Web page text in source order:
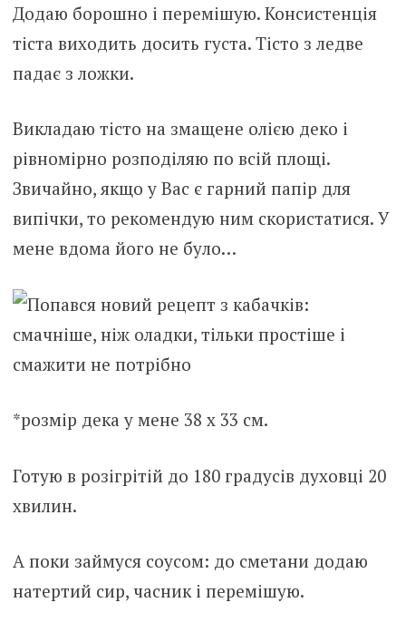
Додаю борошно і перемішую. Консистенція
тіста виходить досить густа. Тісто з ледве
падає з ложки.
Викладаю тісто на змащене олією деко і
рівномірно розподіляю по всій площі.
Звичайно, якщо у Вас є гарний папір для
випічки, то рекомендую ним скористатися. У
мене вдома його не було…
*розмір дека у мене 38 х 33 см.
Готую в розігрітій до 180 градусів духовці 20
хвилин.
А поки займуся соусом: до сметани додаю
натертий сир, часник і перемішую.